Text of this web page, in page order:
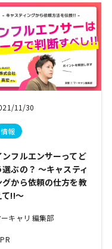
11/30
情報
ンフルエンサーってど
選ぶの？ 〜キャスティ
グから依頼の仕方を教
て!!〜
ーキャリ 編集部
PR